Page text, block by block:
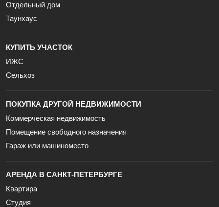
Отдельный дом
Таунхаус
КУПИТЬ УЧАСТОК
ИЖС
Сельхоз
ПОКУПКА ДРУГОЙ НЕДВИЖИМОСТИ
Коммерческая недвижимость
Помещение свободного назначения
Гараж или машиноместо
АРЕНДА В САНКТ-ПЕТЕРБУРГЕ
Квартира
Студия